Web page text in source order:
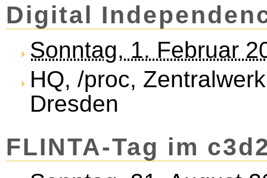
Di­gi­tal
Sonntag, 1. Februar
HQ, /proc,
Dresden
FLINTA-Tag im